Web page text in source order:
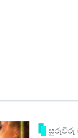
සුරුවිරු